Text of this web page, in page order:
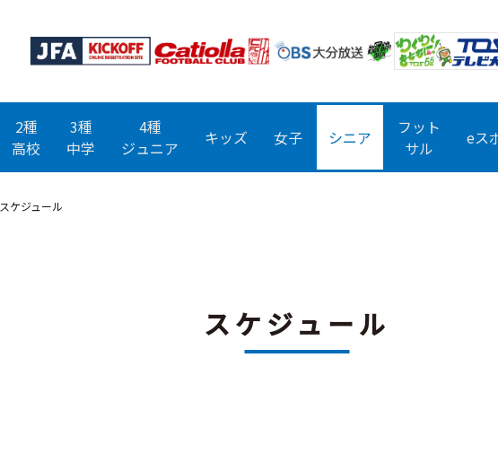
2種
高校
3種
中学
4種
ジュニア
キッズ 女子 シニア
フット
サル
eス
スケジュール
スケジュール